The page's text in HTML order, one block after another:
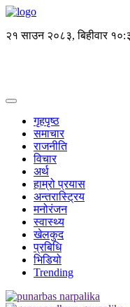
२१ साउन २०८३, बिहीवार
गृहपृष्ठ
समाचार
राजनीति
विचार
अर्थ
हाम्रो प्रयास
अन्तरास्ट्रिय
मनोरंजन
स्वास्थ्य
खेलकुद
प्रबिधि
भिडियो
Trending